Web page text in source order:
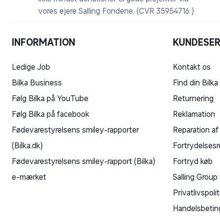
vores ejere Salling Fondene. (CVR 35954716 )
INFORMATION
Ledige Job
Bilka Business
Følg Bilka på YouTube
Følg Bilka på facebook
Fødevarestyrelsens smiley-rapporter
(Bilka.dk)
Fødevarestyrelsens smiley-rapport (Bilka)
e-mærket
Kontakt os
Find din Bilka
Returnering
Reklamation
Reparation
Fortryd køb
Salling